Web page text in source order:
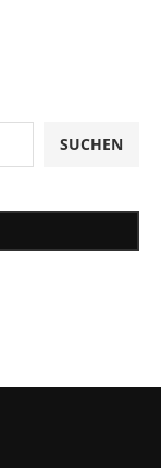
SUCHEN